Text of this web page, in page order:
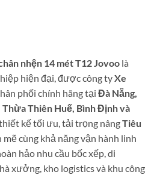
nhện 14 mét T12 Jovoo là
hiện đại, được công tyXe
phối chính hãng tại Đà Nẵng,
Thừa Thiên Huế, Bình Định và
kế tối ưu, tải trọng nângTiêu
mẽ cùng khả năng vận hành linh
hảo nhu cầu bốc xếp, di
xưởng, kho logistics và khu công